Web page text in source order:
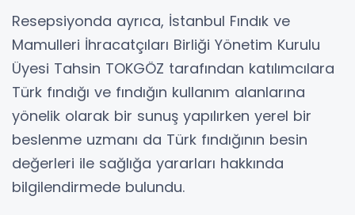
Resepsiyonda ayrıca, İstanbul Fındık ve
Mamulleri İhracatçıları Birliği Yönetim Kurulu
Üyesi Tahsin TOKGÖZ tarafından katılımcılara
Türk fındığı ve fındığın kullanım alanlarına
yönelik olarak bir sunuş yapılırken yerel bir
beslenme uzmanı da Türk fındığının besin
değerleri ile sağlığa yararları hakkında
bilgilendirmede bulundu.